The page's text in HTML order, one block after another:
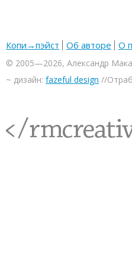
Копи→пэйст Об авторе О
© 2005—2026, Александр
~ дизайн: fazeful design //
<rmcreative/>